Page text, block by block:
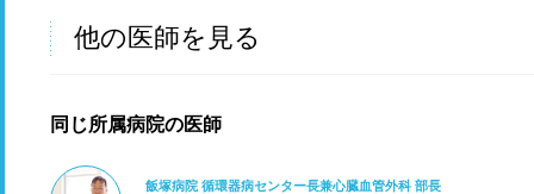
他の医師を見る
同じ所属病院の医師
飯塚病院 循環器病センター長兼心臓血管外科 部長